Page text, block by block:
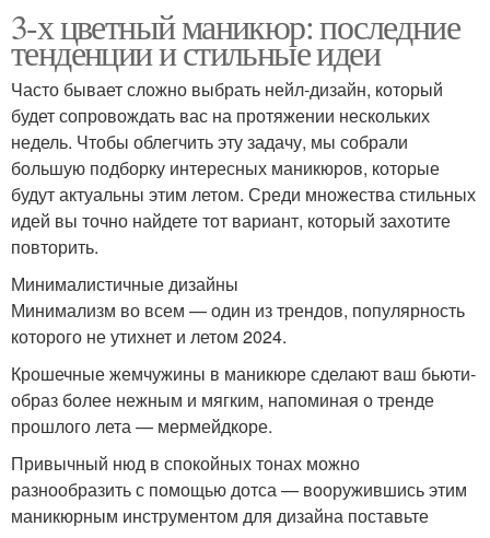
3-х цветный маникюр: последние
тенденции и стильные идеи
Часто бывает сложно выбрать нейл-дизайн, который
будет сопровождать вас на протяжении нескольких
недель. Чтобы облегчить эту задачу, мы собрали
большую подборку интересных маникюров, которые
будут актуальны этим летом. Среди множества стильных
идей вы точно найдете тот вариант, который захотите
повторить.
Минималистичные дизайны
Минимализм во всем — один из трендов, популярность
которого не утихнет и летом 2024.
Крошечные жемчужины в маникюре сделают ваш бьюти-
образ более нежным и мягким, напоминая о тренде
прошлого лета — мермейдкоре.
Привычный нюд в спокойных тонах можно
разнообразить с помощью дотса — вооружившись этим
маникюрным инструментом для дизайна поставьте